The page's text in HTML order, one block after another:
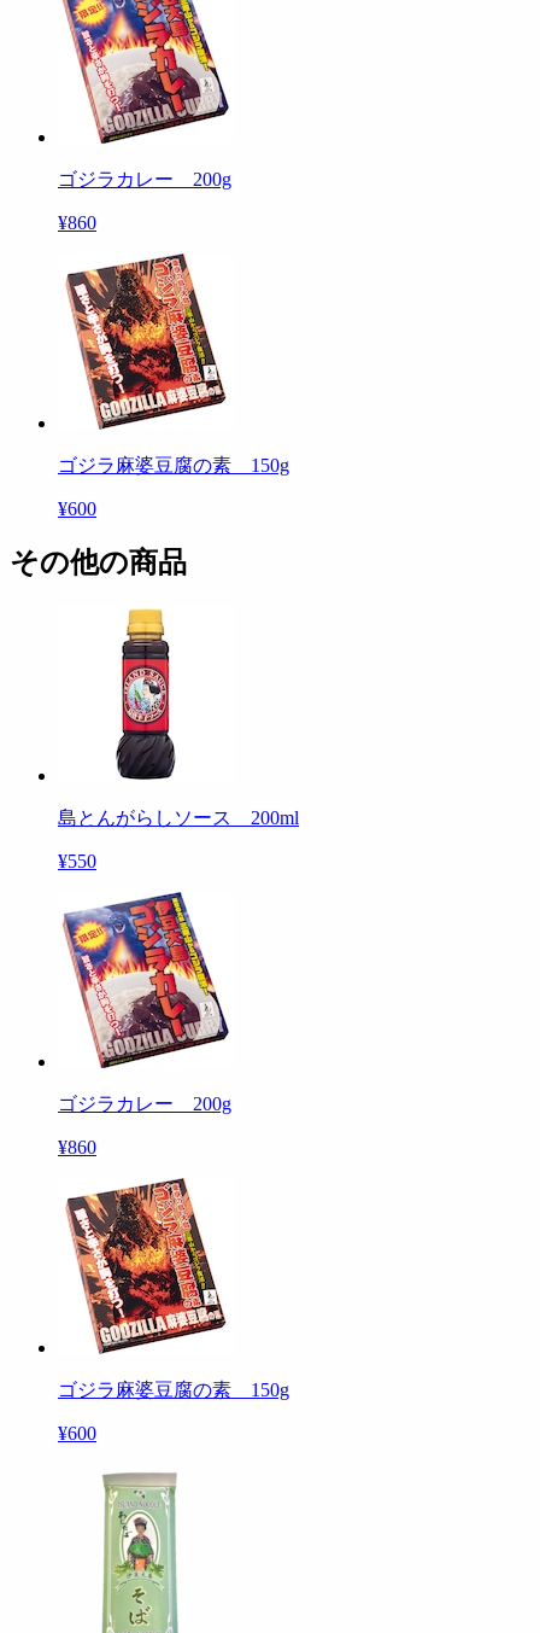
ゴジラカレー 200g
¥860
ゴジラ麻婆豆腐の素 150g
¥600
その他の商品
島とんがらしソース 200ml
¥550
ゴジラカレー 200g
¥860
ゴジラ麻婆豆腐の素 150g
¥600